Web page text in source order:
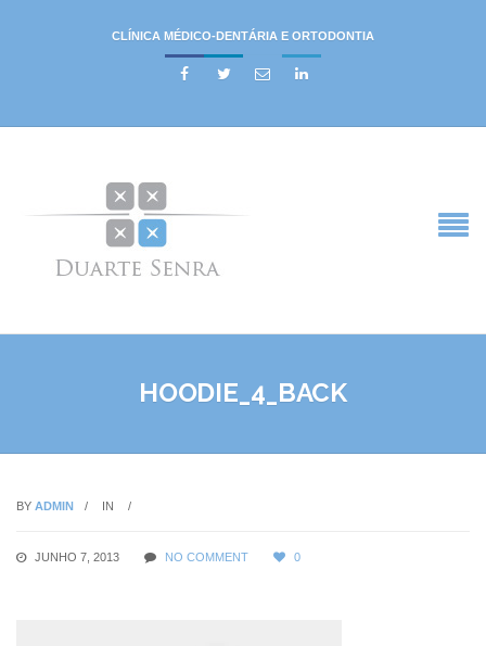
CLÍNICA MÉDICO-DENTÁRIA E ORTODONTIA
   
HOODIE_4_BACK
BY ADMIN IN
JUNHO 7, 2013 NO COMMENT 0